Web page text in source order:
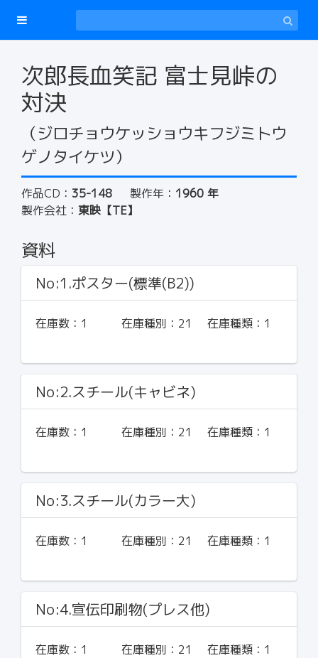
次郎長血笑記 富士見峠の
対決
（ジロチョウケッショウキフジミトウ
ゲノタイケツ）
作品CD： 35-148 製作年： 1960 年
製作会社： 東映【TE】
資料
No:1.ポスター(標準(B2))
在庫数： 1 在庫種別： 21 在庫種類： 1
No:2.スチール(キャビネ)
在庫数： 1 在庫種別： 21 在庫種類： 1
No:3.スチール(カラー大)
在庫数： 1 在庫種別： 21 在庫種類： 1
No:4.宣伝印刷物(プレス他)
在庫数： 1 在庫種別： 21 在庫種類： 1